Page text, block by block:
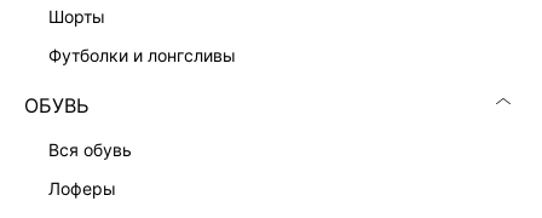
шорты
футболки и лонгсливы
ОБУВЬ
вся обувь
лоферы
КОМПАНИЯ
КЛИЕНТАМ